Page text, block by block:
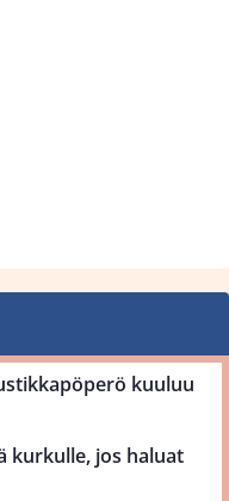
kuuluu
kurkulle, jos haluat